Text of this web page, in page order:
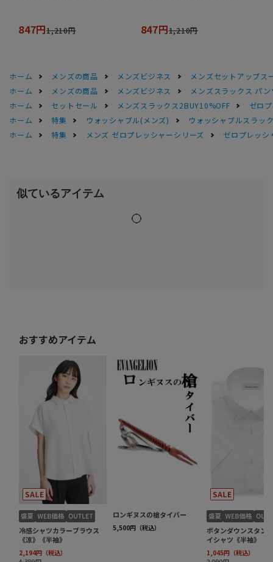
847円1,210円 847円1,210円
ホーム メンズの商品 メンズビジネス
メンズセットアップス
ホーム
メンズの商品 メンズビジネス
メンズスラックス パン
ホーム
セットセール メンズスラックス2BUY10%OFF
ゼロ
ホーム
特集 ウォッシャブル(メンズ)
ウォッシャブルスラッ
ホーム
特集 メンズ ゼロプレッシャーシリーズ ゼロプレッシ